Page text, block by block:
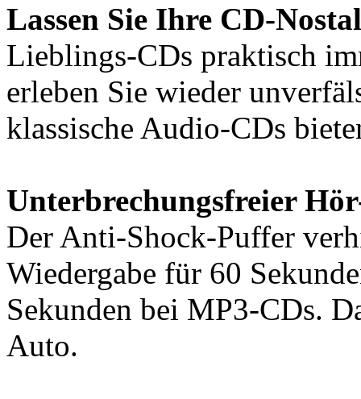
Lassen Sie Ihre CD-
Lieblings-CDs praktisch
erleben Sie wieder
klassische Audio-CDs
Unterbrechungsfreier
Der Anti-Shock-Puffer
Wiedergabe für 60
Sekunden bei MP3-CDs.
Auto.